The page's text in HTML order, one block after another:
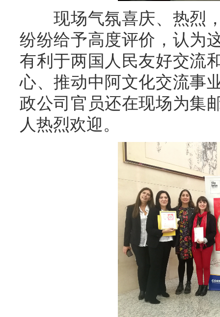
现场气氛喜庆、热烈，
纷纷给予高度评价，认为
有利于两国人民友好交流
心、推动中阿文化交流事
政公司官员还在现场为集
人热烈欢迎。